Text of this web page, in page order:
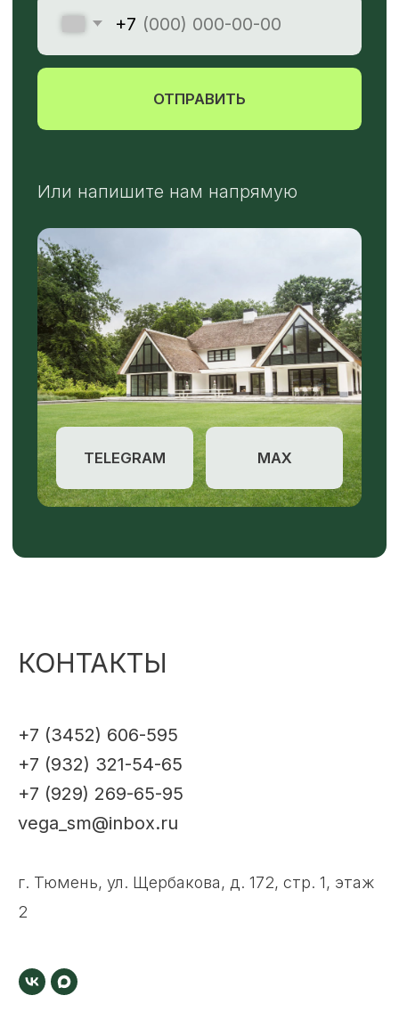
КОНТАКТЫ
+7 (3452) 606-595
+7 (932) 321-54-65
+7 (929) 269-65-95
vega_sm@inbox.ru
г. Тюмень, ул. Щербакова, д. 172, стр. 1, этаж
2